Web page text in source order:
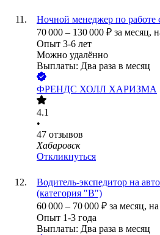
Ночной менеджер по работе
70 000 – 130 000 ₽ за месяц,
Опыт 3-6 лет
Можно удалённо
Выплаты: Два раза в месяц
ФРЕНДС ХОЛЛ ХАРИЗМА
4.1
•
47 отзывов
Хабаровск
Откликнуться
Водитель-экспедитор на
(категория "В")
60 000 – 70 000 ₽ за месяц,
Опыт 1-3 года
Выплаты: Два раза в месяц